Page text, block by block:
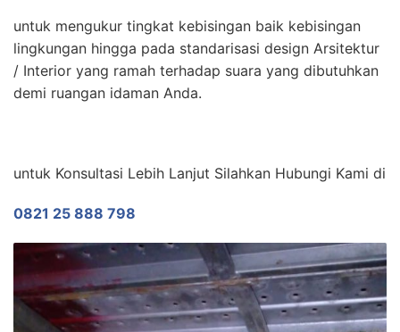
untuk mengukur tingkat kebisingan baik kebisingan
lingkungan hingga pada standarisasi design Arsitektur
/ Interior yang ramah terhadap suara yang dibutuhkan
demi ruangan idaman Anda.
untuk Konsultasi Lebih Lanjut Silahkan Hubungi Kami di
0821 25 888 798